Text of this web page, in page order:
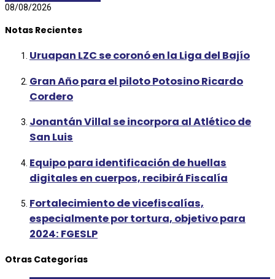
08/08/2026
Notas Recientes
Uruapan LZC se coronó en la Liga del Bajío
Gran Año para el piloto Potosino Ricardo
Cordero
Jonantán Villal se incorpora al Atlético de
San Luis
Equipo para identificación de huellas
digitales en cuerpos, recibirá Fiscalía
Fortalecimiento de vicefiscalías,
especialmente por tortura, objetivo para
2024: FGESLP
Otras Categorías